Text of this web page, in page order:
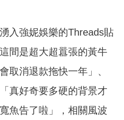
入強妮娛樂的Threads貼
間是超大超囂張的黃牛
取消退款拖快一年」、
真好奇要多硬的背景才
魚告了啦」，相關風波